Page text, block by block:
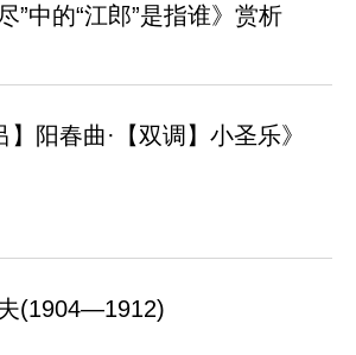
”中的“江郎”是指谁》赏析
阳春曲·【双调】小圣乐》
(1904—1912)